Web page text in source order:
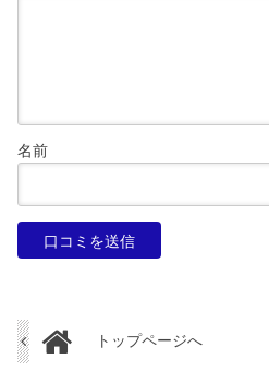
名前
トップページへ